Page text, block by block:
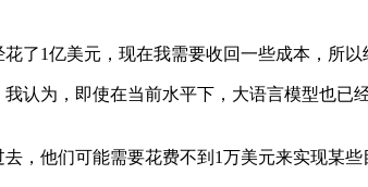
1亿美元，现在我需要收回一些成本，所以
为，即使在当前水平下，大语言模型也已
他们可能需要花费不到1万美元来实现某些